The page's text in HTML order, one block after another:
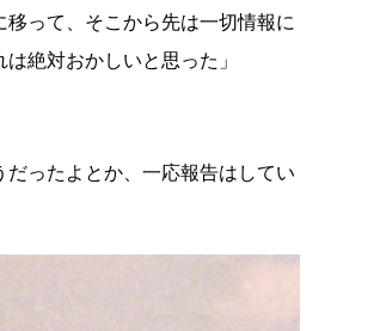
Sitakke編集部 IKU
【暮らしの知恵を身につけたい】
って、そこから先は一切情報に
絶対おかしいと思った」
だったよとか、一応報告はしてい